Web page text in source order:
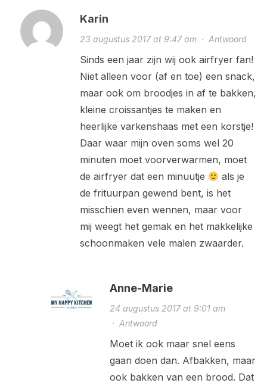
Karin
23 augustus 2017 at 9:47 am· Antwoord
Sinds een jaar zijn wij ook airfryer fan!
Niet alleen voor (af en toe) een snack,
maar ook om broodjes in af te bakken,
kleine croissantjes te maken en
heerlijke varkenshaas met een korstje!
Daar waar mijn oven soms wel 20
minuten moet voorverwarmen, moet
de airfryer dat een minuutje
als je
de frituurpan gewend bent, is het
misschien even wennen, maar voor
mij weegt het gemak en het makkelijke
schoonmaken vele malen zwaarder.
Anne-Marie
24 augustus 2017 at 9:01 am
· Antwoord
Moet ik ook maar snel eens
gaan doen dan. Afbakken, maar
ook bakken van een brood. Dat